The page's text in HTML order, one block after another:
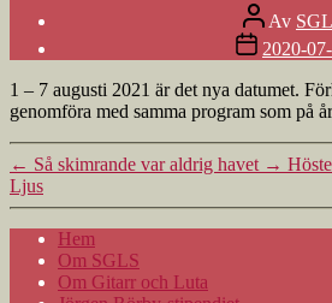
Av
2020-
1 – 7 augusti 2021 är det nya datumet.
genomföra med samma program som på
← Så skimrande var aldrig havet →
Ljus
Hem
Om SGLS
Om Gitarr och Luta